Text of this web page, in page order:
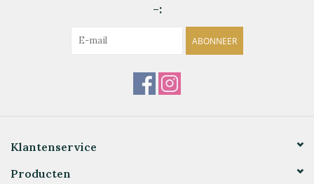
-:
ABONNEER
Klantenservice
Producten